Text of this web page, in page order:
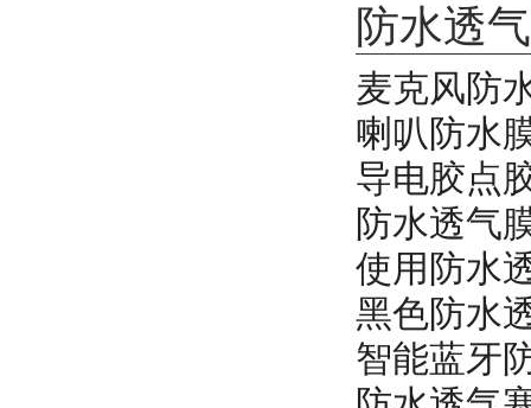
防水透
麦克风防
喇叭防水
导电胶点
防水透气
使用防水
黑色防水
智能蓝牙